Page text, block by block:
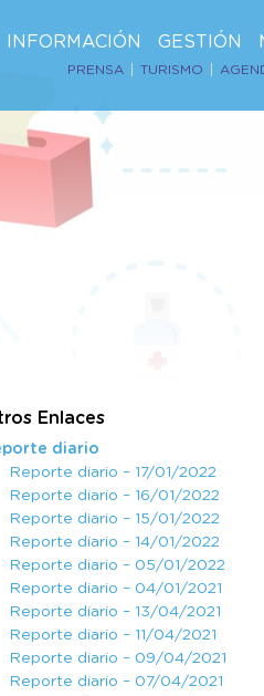
INFORMACIÓN GESTIÓN
PRENSA TURISMO
Enlaces
diario
Reporte diario – 17/01/2022
Reporte diario – 16/01/2022
Reporte diario – 15/01/2022
Reporte diario – 14/01/2022
Reporte diario – 05/01/2022
Reporte diario – 04/01/2021
Reporte diario – 13/04/2021
Reporte diario – 11/04/2021
Reporte diario – 09/04/2021
Reporte diario – 07/04/2021